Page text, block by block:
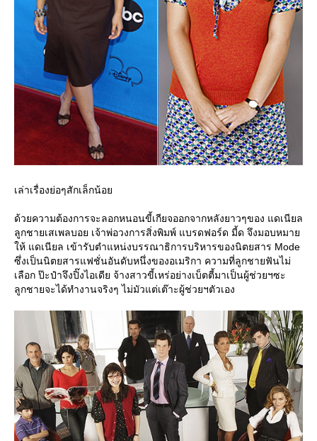
เล่าเรื่องย่อๆสักเล็กน้อ
ด้วยความต้องการจะลอกหนอนขี้เกียจออกจากหลังยาวๆของ แดเนียล
ลูกชายเสเพลบอย เจ้าพ่อวงการสิ่งพิมพ์ แบรดฟอร์ด มี้ด จึงมอบหมา
ห้ แดเนียล เข้ารับตำแหน่งบรรณาธิการบริหารของนิตยสาร Mode
ซึ่งเป็นนิตยสารแฟชั่นอันดับหนึ่งของอเมริกา ความที่ลูกชายฟันไม่
เลือก ป๊ะป๋าจึงปิ๊งไอเดีย จ้างสาวขี้เหร่อย่างเบ็ตตี้มาเป็นผู้ช่วยฯซะ
ลูกชายจะได้ทำงานจริงๆ ไม่มัวแต่เต๊าะผู้ช่วยฯตัวเอง